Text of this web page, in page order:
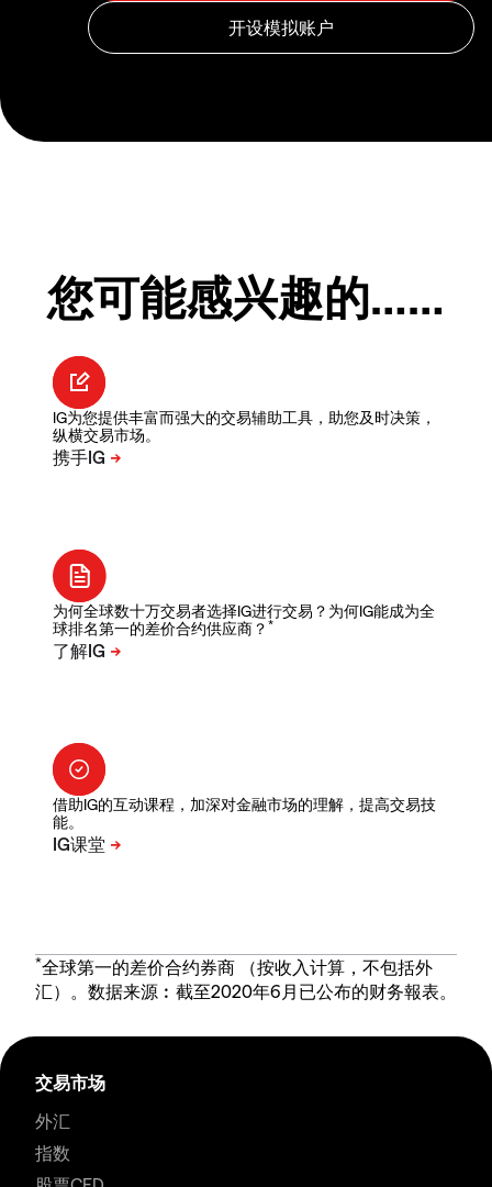
您可能感兴趣的……
IG为您提供丰富而强大的交易辅助工具，助您及时决策，
纵横交易市场。
为何全球数十万交易者选择IG进行交易？为何IG能成为全
球排名第一的差价合约供应商？ *
借助IG的互动课程，加深对金融市场的理解，提高交易技
能。
*全球第一的差价合约券商 （按收入计算，不包括外
汇）。数据来源︰截至2020年6月已公布的财务報表。
交易市场
外汇
指数